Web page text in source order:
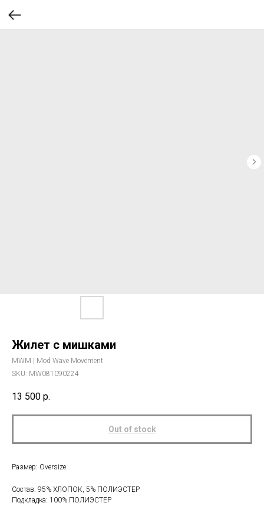
Жилет с мишками
MWM | Mod Wave Movement
SKU: MW081090224
13 500 р.
Out of stock
Размер: Oversize
Состав: 95% ХЛОПОК, 5% ПОЛИЭСТЕР
Подкладка: 100% ПОЛИЭСТЕР